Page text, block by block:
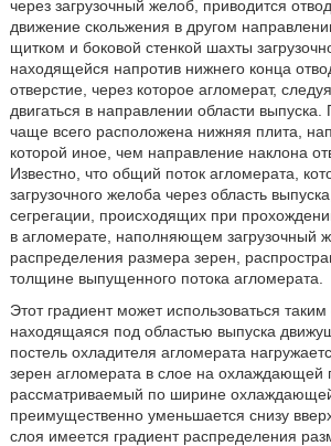
через загрузочный желоб, приводится
движение скольжения в другом
щитком и боковой стенкой шахты
находящейся напротив нижнего конца
отверстие, через которое агломерат,
двигаться в направлении области
чаще всего расположена нижняя плита,
которой иное, чем направление наклона
Известно, что общий поток агломерата,
загрузочного желоба через область
сегрегации, происходящих при
в агломерате, наполняющем загрузочный
распределения размера зерен,
толщине выпущенного потока агломерата.
Этот градиент может использоваться
находящаяся под областью выпуска
постель охладителя агломерата
зерен агломерата в слое на охлаждающей
рассматриваемый по ширине охлаждающей
преимущественно уменьшается снизу
слоя имеется градиент распределения